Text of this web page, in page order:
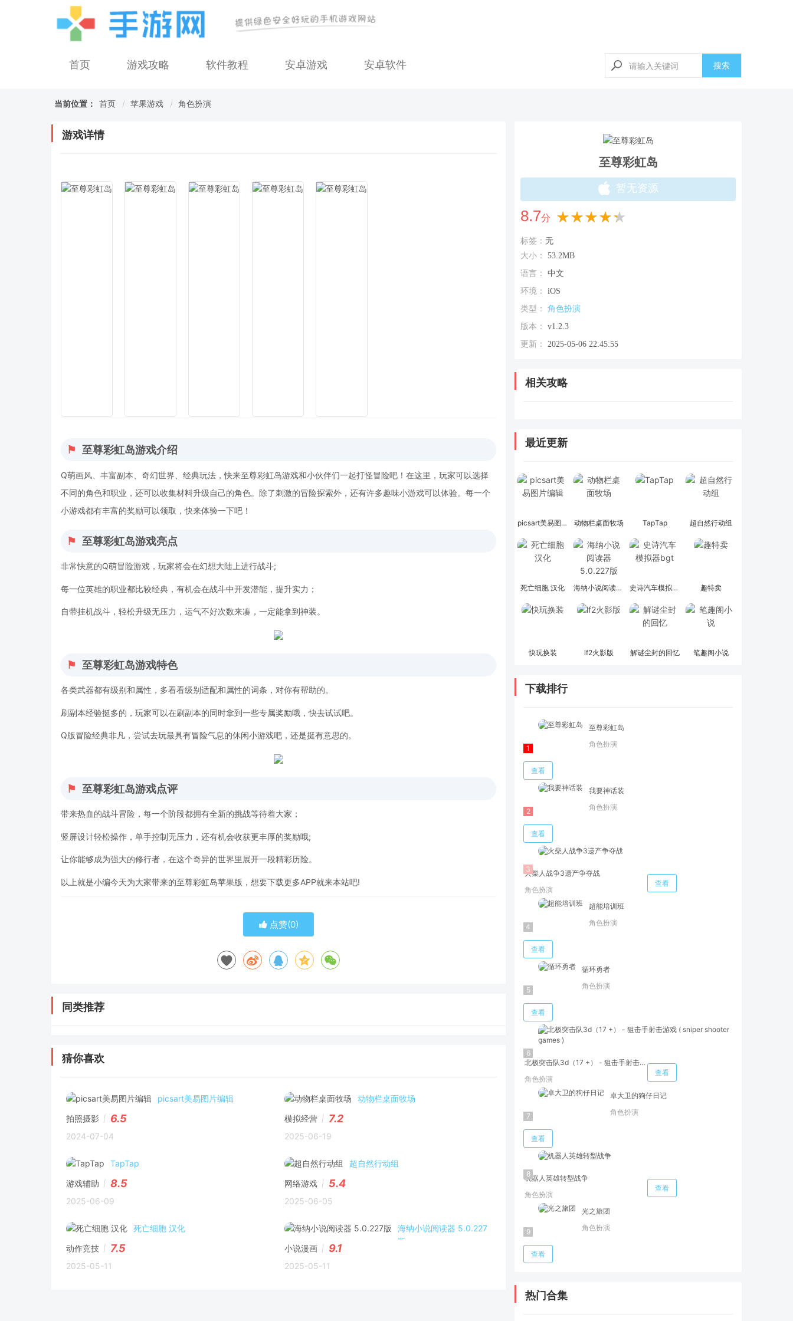
首页 游戏攻略 软件教程 安卓游戏 安卓软件 搜索
当前位置： 首页 苹果游戏 角色扮演
游戏详情
至尊彩虹岛游戏介绍
Q萌画风、丰富副本、奇幻世界、经典玩法，快来至尊彩虹岛游戏和小伙伴们一起打怪冒险吧！在这里，玩家可以选择
不同的角色和职业，还可以收集材料升级自己的角色。除了刺激的冒险探索外，还有许多趣味小游戏可以体验。每一个
小游戏都有丰富的奖励可以领取，快来体验一下吧！
至尊彩虹岛游戏亮点
非常快意的Q萌冒险游戏，玩家将会在幻想大陆上进行战斗;
每一位英雄的职业都比较经典，有机会在战斗中开发潜能，提升实力；
自带挂机战斗，轻松升级无压力，运气不好次数来凑，一定能拿到神装。
至尊彩虹岛游戏特色
各类武器都有级别和属性，多看看级别适配和属性的词条，对你有帮助的。
刷副本经验挺多的，玩家可以在刷副本的同时拿到一些专属奖励哦，快去试试吧。
Q版冒险经典非凡，尝试去玩最具有冒险气息的休闲小游戏吧，还是挺有意思的。
至尊彩虹岛游戏点评
带来热血的战斗冒险，每一个阶段都拥有全新的挑战等待着大家；
竖屏设计轻松操作，单手控制无压力，还有机会收获更丰厚的奖励哦;
让你能够成为强大的修行者，在这个奇异的世界里展开一段精彩历险。
以上就是小编今天为大家带来的至尊彩虹岛苹果版，想要下载更多APP就来本站吧!
点赞(0)
同类推荐
猜你喜欢
picsart美易图片编辑
拍照摄影
6.5
2024-07-04
动物栏桌面牧场
模拟经营
7.2
2025-06-19
TapTap
游戏辅助
8.5
2025-06-09
超自然行动组
网络游戏
5.4
2025-06-05
死亡细胞 汉化
动作竞技
7.5
2025-05-11
海纳小说阅读器 5.0.227
版
小说漫画 9.1
2025-05-11
至尊彩虹岛
暂无资源
8.7分 ★★★★★
标签： 无
大小：
53.2MB
语言：
中文
环境：
iOS
类型：
角色扮演
版本：
v1.2.3
更新：
2025-05-06 22:45:55
相关攻略
最近更新
picsart美易图片编辑 动物栏桌面牧场 TapTap 超自然行动组
死亡细胞 汉化 海纳小说阅读器 5.0.227版 史诗汽车模拟器bgt 趣特卖
快玩换装 lf2火影版 解谜尘封的回忆 笔趣阁小说
下载排行
至尊彩虹岛
角色扮演
查看
我要神话装
角色扮演
查看
火柴人战争3遗产争夺战
角色扮演
查看
超能培训班
角色扮演
查看
循环勇者
角色扮演
查看
北极突击队3d（17 +） - 狙击手射击游戏 ( sniper shooter games )
角色扮演
查看
卓大卫的狗仔日记
角色扮演
查看
机器人英雄转型战争
角色扮演
查看
光之旅团
角色扮演
查看
热门合集